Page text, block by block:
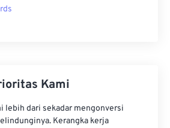
Kami
lebih dari sekadar mengonversi
Kerangka kerja